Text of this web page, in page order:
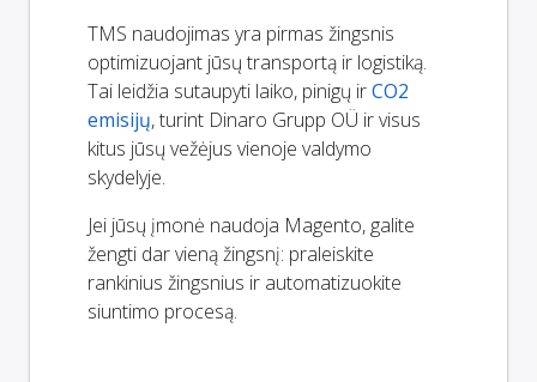
TMS naudojimas yra pirmas žingsnis
optimizuojant jūsų transportą ir logistiką.
Tai leidžia sutaupyti laiko, pinigų irCO2
emisijų, turint Dinaro Grupp OÜ ir visus
kitus jūsų vežėjus vienoje valdymo
skydelyje.
Jei jūsų įmonė naudoja Magento, galite
žengti dar vieną žingsnį: praleiskite
rankinius žingsnius ir automatizuokite
siuntimo procesą.